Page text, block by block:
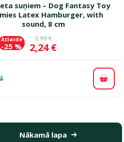
suņiem – Dog Fantasy Toy
Latex Hamburger, with
sound, 8 cm
Oriģinālā cena
2,99 €
Cena
2,24 €
Atlaide
-25 %
Nākamā lapa